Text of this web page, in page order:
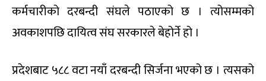
कर्मचारीको दरबन्दी संघले पठाएको छ । त्योसम्मको
अवकाशपछि दायित्व संघ सरकारले बेहोर्ने हो ।
प्रदेशबाट ५८८ वटा नयाँ दरबन्दी सिर्जना भएको छ । त्यसको